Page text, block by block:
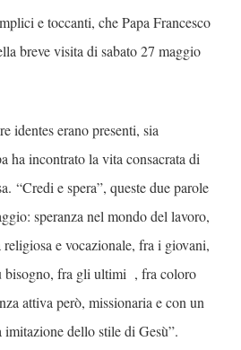
e toccanti, che Papa Francesco
breve visita di sabato 27 maggio
identes erano presenti, sia
ha incontrato la vita consacrata di
“Credi e spera”, queste due parole
speranza nel mondo del lavoro,
e vocazionale, fra i giovani,
bisogno, fra gli ultimi , fra coloro
attiva però, missionaria e con un
imitazione dello stile di Gesù”.